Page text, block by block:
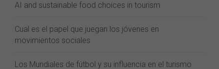
AI and sustainable food choices in tourism
Cual es el papel que juegan los jóvenes en
movimientos sociales
Los Mundiales de fútbol y su influencia en el turismo